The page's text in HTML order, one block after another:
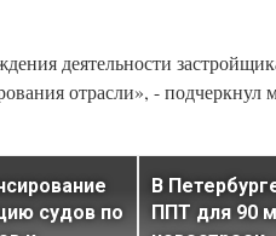
деятельности
отрасли», - подчеркнул
судов по
В
ППТ для 90